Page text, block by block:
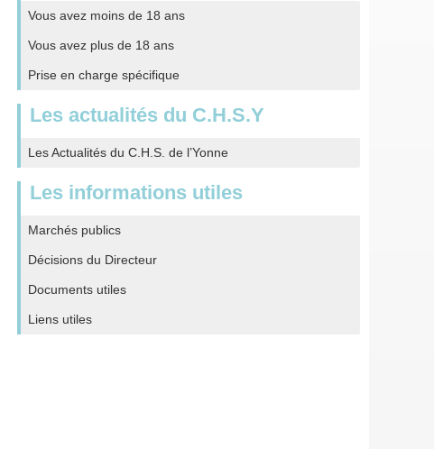
Vous avez moins de 18 ans
Vous avez plus de 18 ans
Prise en charge spécifique
Les actualités du C.H.S.Y
Les Actualités du C.H.S. de l’Yonne
Les informations utiles
Marchés publics
Décisions du Directeur
Documents utiles
Liens utiles